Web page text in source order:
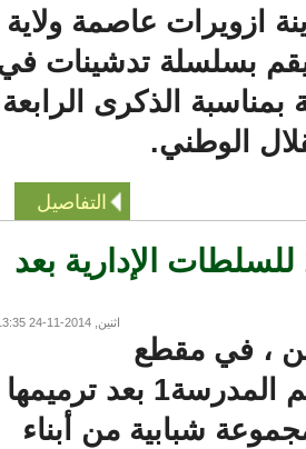
ازويرات عاصمة ولاية
بسلسلة تدشينات في
الذكرى الرابعة
الوطني.
التفاصيل
لحجار : تسليم المدرسة 1 للسلطات الإدارية بعد
اثنين, 2014-11-24 13:35
، في مقطع
لحجار ، تسليم المدرسة1 بعد ترميمها
شبابية من أبناء